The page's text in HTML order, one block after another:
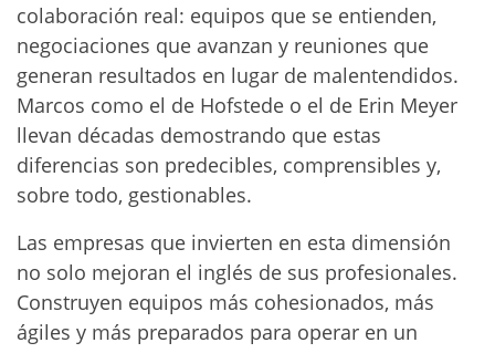
colaboración real: equipos que se entienden,
negociaciones que avanzan y reuniones que
generan resultados en lugar de malentendidos.
Marcos como el de Hofstede o el de Erin Meyer
llevan décadas demostrando que estas
diferencias son predecibles, comprensibles y,
sobre todo, gestionables.
Las empresas que invierten en esta dimensión
no solo mejoran el inglés de sus profesionales.
Construyen equipos más cohesionados, más
ágiles y más preparados para operar en un